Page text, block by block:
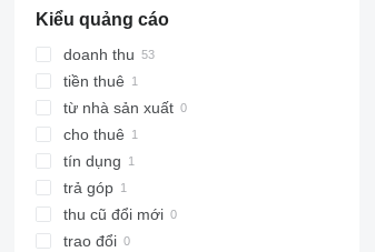
Kiểu quảng cáo
doanh thu
tiền thuê
từ nhà sản xuất
cho thuê
tín dụng
trả góp
thu cũ đổi mới
trao đổi